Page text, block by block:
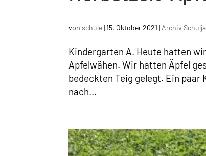
von schule|15. Oktober 2021 | Archiv
Kindergarten A. Heute hatten
Apfelwähen. Wir hatten Äpfel
bedeckten Teig gelegt. Ein paar
nach...